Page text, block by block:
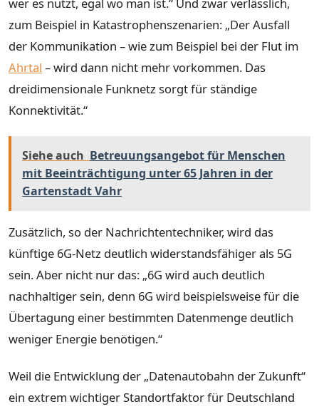
zum Beispiel in Katastrophenszenarien: „Der Ausfall
der Kommunikation – wie zum Beispiel bei der Flut im
Ahrtal – wird dann nicht mehr vorkommen. Das
dreidimensionale Funknetz sorgt für ständige
Konnektivität.“
Siehe auch Betreuungsangebot für Menschen
mit Beeinträchtigung unter 65 Jahren in der
Gartenstadt Vahr
Zusätzlich, so der Nachrichtentechniker, wird das
künftige 6G-Netz deutlich widerstandsfähiger als 5G
sein. Aber nicht nur das: „6G wird auch deutlich
nachhaltiger sein, denn 6G wird beispielsweise für die
Übertagung einer bestimmten Datenmenge deutlich
weniger Energie benötigen.“
Weil die Entwicklung der „Datenautobahn der Zukunft“
ein extrem wichtiger Standortfaktor für Deutschland